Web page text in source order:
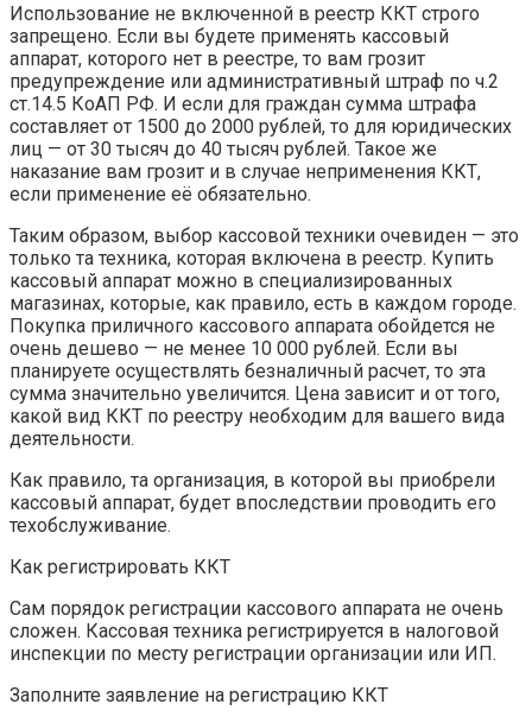
Использование не включенной в реестр ККТ строго
запрещено. Если вы будете применять кассовый
аппарат, которого нет в реестре, то вам грозит
предупреждение или административный штраф по ч.2
ст.14.5 КоАП РФ. И если для граждан сумма штрафа
составляет от 1500 до 2000 рублей, то для юридических
лиц — от 30 тысяч до 40 тысяч рублей. Такое же
наказание вам грозит и в случае неприменения ККТ,
если применение её обязательно.
Таким образом, выбор кассовой техники очевиден — это
только та техника, которая включена в реестр. Купить
кассовый аппарат можно в специализированных
магазинах, которые, как правило, есть в каждом городе.
Покупка приличного кассового аппарата обойдется не
очень дешево — не менее 10 000 рублей. Если вы
планируете осуществлять безналичный расчет, то эта
сумма значительно увеличится. Цена зависит и от того,
какой вид ККТ по реестру необходим для вашего вида
деятельности.
Как правило, та организация, в которой вы приобрели
кассовый аппарат, будет впоследствии проводить его
техобслуживание.
Как регистрировать ККТ
Сам порядок регистрации кассового аппарата не очень
сложен. Кассовая техника регистрируется в налоговой
инспекции по месту регистрации организации или ИП.
Заполните заявление на регистрацию ККТ